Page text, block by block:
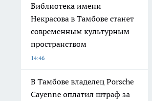
Библиотека имени
Некрасова в Тамбове станет
современным культурным
пространством
14:46
В Тамбове владелец Porsche
Cayenne оплатил штраф за